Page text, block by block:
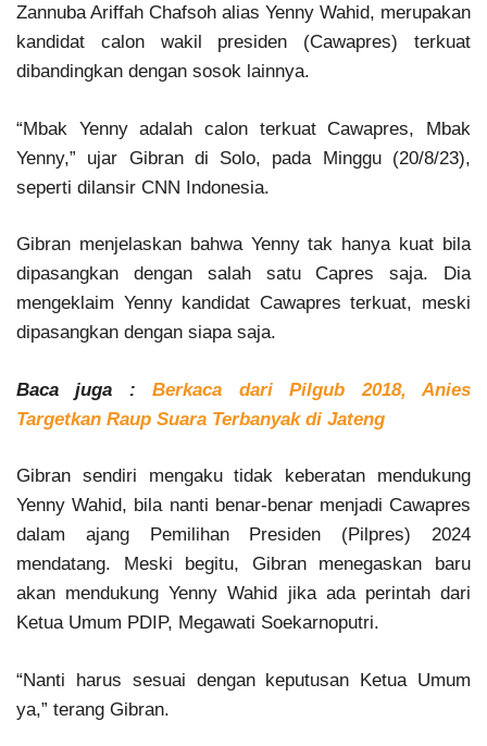
Zannuba Ariffah Chafsoh alias Yenny Wahid, merupakan
kandidat calon wakil presiden (Cawapres) terkuat
dibandingkan dengan sosok lainnya.
“Mbak Yenny adalah calon terkuat Cawapres, Mbak
Yenny,” ujar Gibran di Solo, pada Minggu (20/8/23),
seperti dilansir CNN Indonesia.
Gibran menjelaskan bahwa Yenny tak hanya kuat bila
dipasangkan dengan salah satu Capres saja. Dia
mengeklaim Yenny kandidat Cawapres terkuat, meski
dipasangkan dengan siapa saja.
Baca juga :Berkaca dari Pilgub 2018, Anies
Targetkan Raup Suara Terbanyak di Jateng
Gibran sendiri mengaku tidak keberatan mendukung
Yenny Wahid, bila nanti benar-benar menjadi Cawapres
dalam ajang Pemilihan Presiden (Pilpres) 2024
mendatang. Meski begitu, Gibran menegaskan baru
akan mendukung Yenny Wahid jika ada perintah dari
Ketua Umum PDIP, Megawati Soekarnoputri.
“Nanti harus sesuai dengan keputusan Ketua Umum
ya,” terang Gibran.